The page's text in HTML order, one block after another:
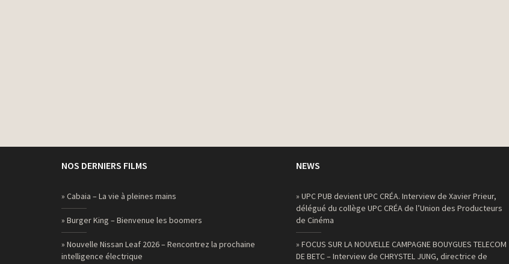
NOS DERNIERS FILMS
» Cabaia – La vie à pleines mains
» Burger King – Bienvenue les boomers
» Nouvelle Nissan Leaf 2026 – Rencontrez la prochaine
intelligence électrique
NEWS
» UPC PUB devient UPC CRÉA. Interview de Xavier Prieur,
délégué du collège UPC CRÉA de l’Union des Producteurs
de Cinéma
» FOCUS SUR LA NOUVELLE CAMPAGNE BOUYGUES TELECOM
DE BETC – Interview de CHRYSTEL JUNG, directrice de